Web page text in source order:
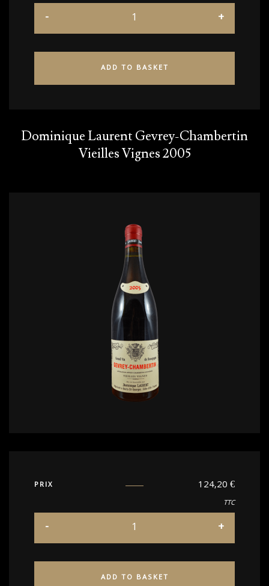
ADD TO BASKET
Dominique Laurent Gevrey-Chambertin
Vieilles Vignes 2005
PRIX 124,20€
TTC
ADD TO BASKET